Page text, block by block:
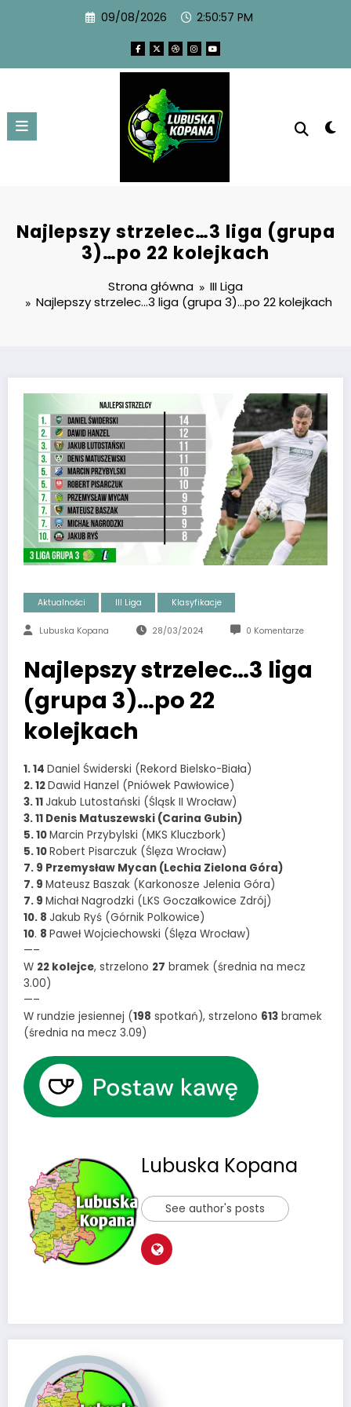
09/08/2026 2:50:57 PM
Najlepszy strzelec…3 liga (grupa
3)…po 22 kolejkach
Strona główna
III Liga
Najlepszy strzelec…3 liga (grupa 3)…po 22 kolejkach
Aktualności III Liga Klasyfikacje
Lubuska Kopana 28/03/2024 0 Komentarze
Najlepszy strzelec…3 liga
(grupa 3)…po 22
kolejkach
1. 14 Daniel Świderski (Rekord Bielsko-Biała)
2. 12Dawid Hanzel (Pniówek Pawłowice)
3. 11Jakub Lutostański (Śląsk II Wrocław)
3. 11 Denis Matuszewski (Carina Gubin)
5. 10Marcin Przybylski (MKS Kluczbork)
5. 10Robert Pisarczuk (Ślęza Wrocław)
7. 9 Przemysław Mycan (Lechia Zielona Góra)
7. 9 Mateusz Baszak (Karkonosze Jelenia Góra)
7. 9 Michał Nagrodzki (LKS Goczałkowice Zdrój)
10. 8 Jakub Ryś (Górnik Polkowice)
10. 8 Paweł Wojciechowski (Ślęza Wrocław)
—–
W 22 kolejce, strzelono 27 bramek (średnia na mecz
3.00)
—–
W rundzie jesiennej (198 spotkań), strzelono 613 bramek
(średnia na mecz 3.09)
Lubuska Kopana
See author's posts